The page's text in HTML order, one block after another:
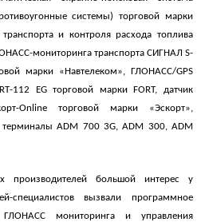
системы) торговой марки
и контроля расхода топлива
мониторинга транспорта СИГНАЛ S-
марки
«Навтелеком», ГЛОНАСС/GPS
-112 EGторговой марки FORT, датчик
Onlineторговой марки «Эскорт»,
терминалы ADM 700 3G, ADM 300, ADM
производителей большой интерес у
специалистоввызвали программное
мониторинга и управления